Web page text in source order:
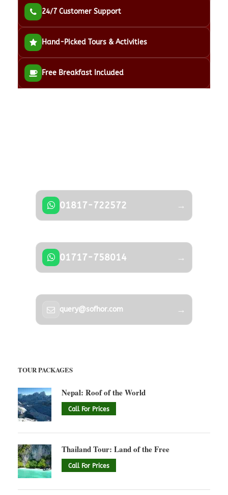
24/7 Customer Support
Hand-Picked Tours & Activities
Free Breakfast Included
01817-722572 →
01717-758014 →
query@sofhor.com →
TOUR PACKAGES
Nepal: Roof of the World
Call For Prices
Thailand Tour: Land of the Free
Call For Prices